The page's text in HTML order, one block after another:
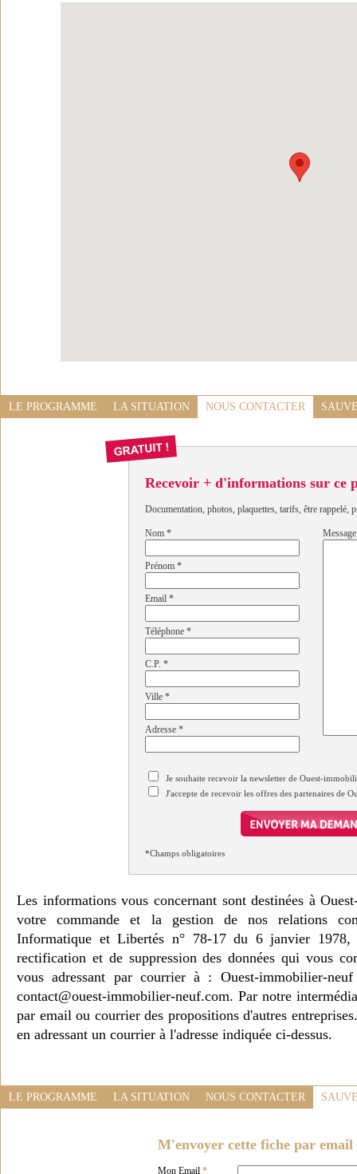
LE PROGRAMME LA SITUATION NOUS CONTACTER
Recevoir + d'informations sur ce
Documentation, photos, plaquettes, tarifs, être rappelé,
Nom *
Prénom *
Email *
Téléphone *
C.P. *
Ville *
Adresse *
Message
Je souhaite recevoir la newsletter de Ouest-
J'accepte de recevoir les offres des partenaires de
*Champs obligatoires
Les informations vous concernant sont destinées à
votre commande et la gestion de nos relations
Informatique et Libertés n° 78-17 du 6 janvier 1978,
rectification et de suppression des données qui vous
vous adressant par courrier à : Ouest-immobilier-
contact@ouest-immobilier-neuf.com. Par notre
par email ou courrier des propositions d'autres
en adressant un courrier à l'adresse indiquée ci-dessus.
LE PROGRAMME LA SITUATION NOUS CONTACTER
M'envoyer cette fiche par email
Mon Email *